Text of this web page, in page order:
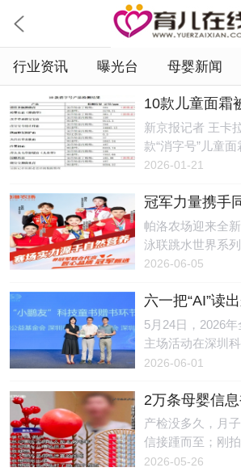
行业资讯 曝光台 母婴新闻
10款儿童面霜
加，“检出禁
分”
新京报记者 王卡
款“消字号”儿童
用激素甚至兽药
15日在新浪微博
16日，“这些儿童
用”的话题冲上热
现，多个涉事企
销，但购物平台
2021年，“消字号
抑菌霜”违法添加
娃娃”事件引发公
关注，尽管近年
2026-01-21
冠军力量携手
青素鸡蛋打造
帕洛农场迎来全
泳联跳水世界系
美操世界杯冠军
体操冠军张婧彧
业运动健康理念
促进功能农业与
展。图一: 国际泳
绪图三：跆拳
冠军严选：专
此次签约的五位
水、健美操、跆
体操五大高强度
2026-06-05
六一把“AI”读
鹏友科技书单
5月24日，2026
主场活动在深圳
活动现场，小鹏
布“小鹏友科技书
全套入选图书，
驻“科技阅读角”
探索科学的阅读
2026-06-01
2万条母婴信
影店主获刑！
私的黑色产业
产检没多久，月
信接踵而至；刚
构、家政服务的
2026-05-26